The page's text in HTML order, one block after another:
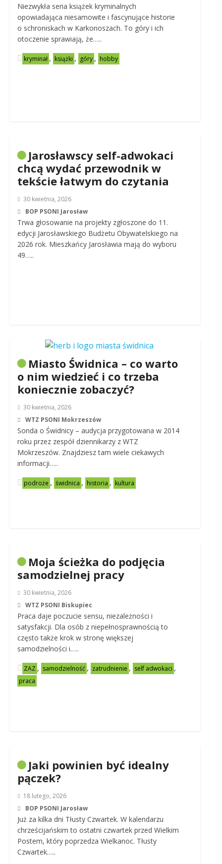
Niezwykła seria książek kryminalnych
opowiadająca niesamowite i fascynujące historie
o schroniskach w Karkonoszach. To góry i ich
otoczenie sprawiają, że…..
kryminał , książki , góry , hobby
Jarosławscy self-adwokaci
chcą wydać przewodnik w
tekście łatwym do czytania
30 kwietnia, 2026
BOP PSONI Jarosław
Trwa głosowanie na projekty zgłoszone do 11.
edycji Jarosławskiego Budżetu Obywatelskiego na
2026 rok. Mieszkańcy Jarosławia mają do wyboru
49…..
Miasto Świdnica – co warto
o nim wiedzieć i co trzeba
koniecznie zobaczyć?
30 kwietnia, 2026
WTZ PSONI Mokrzeszów
Sonda o Świdnicy – audycja przygotowana w 2014
roku przez zespół dziennikarzy z WTZ
Mokrzeszów. Znajdziesz tam wiele ciekawych
informacji…..
podroże , świdnica , historia , kultura
Moja ścieżka do podjęcia
samodzielnej pracy
30 kwietnia, 2026
WTZ PSONI Biskupiec
Praca daje poczucie sensu, niezależności i
satysfakcji. Dla osób z niepełnosprawnością to
często także krok w stronę większej
samodzielności i…..
ZAZ , samodzielność , zatrudnienie , self adwokaci ,
praca
Jaki powinien być idealny
pączek?
18 lutego, 2026
BOP PSONI Jarosław
Już za kilka dni Tłusty Czwartek. W kalendarzu
chrześcijańskim to ostatni czwartek przed Wielkim
Postem, który poprzedza Wielkanoc. Tłusty
Czwartek…..